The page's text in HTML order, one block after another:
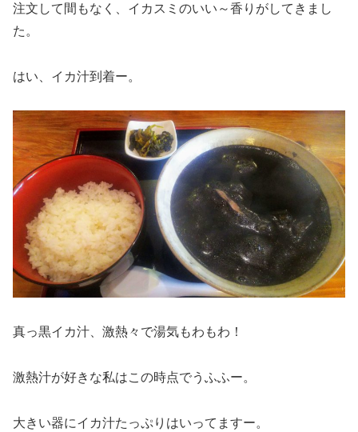
注文して間もなく、イカスミのいい～香りがしてきまし
た。
はい、イカ汁到着ー。
真っ黒イカ汁、激熱々で湯気もわもわ！
激熱汁が好きな私はこの時点でうふふー。
大きい器にイカ汁たっぷりはいってますー。